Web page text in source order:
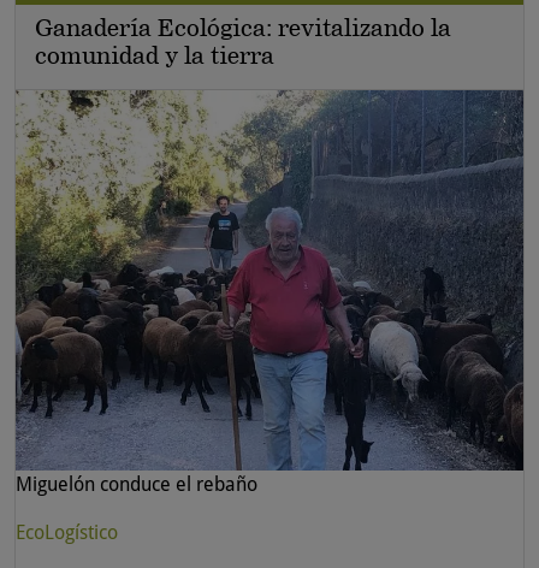
Ganadería Ecológica: revitalizando la
comunidad y la tierra
Miguelón conduce el rebaño
EcoLogístico